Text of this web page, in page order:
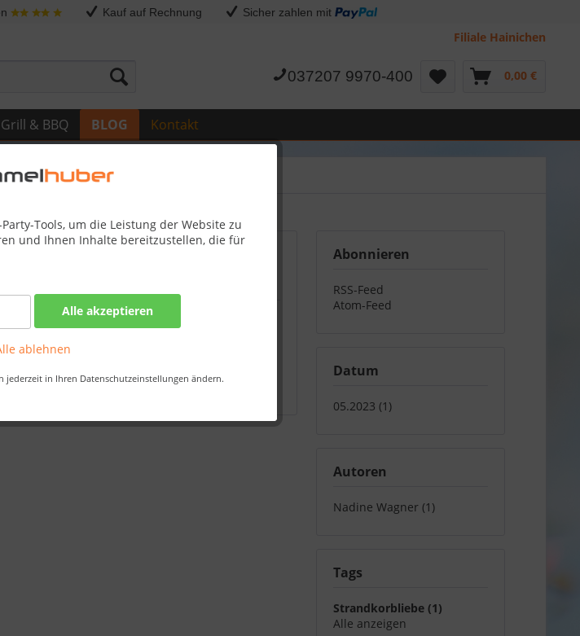
Kauf auf Rechnung Sicher zahlen mit
Filiale Hainichen
037207 9970-400 0,00 €
Grill & BBQ BLOG Kontakt
Tools, um die Leistung der Website zu
und Ihnen Inhalte bereitzustellen, die für
Alle akzeptieren
ablehnen
jederzeit in Ihren Datenschutzeinstellungen ändern.
Abonnieren
RSS-Feed
Atom-Feed
Datum
05.2023 (1)
Autoren
Nadine Wagner (1)
Tags
Strandkorbliebe (1)
Alle anzeigen
bei Demmelhuber
Strand oder im eigenen Garten?
Holzmöbel